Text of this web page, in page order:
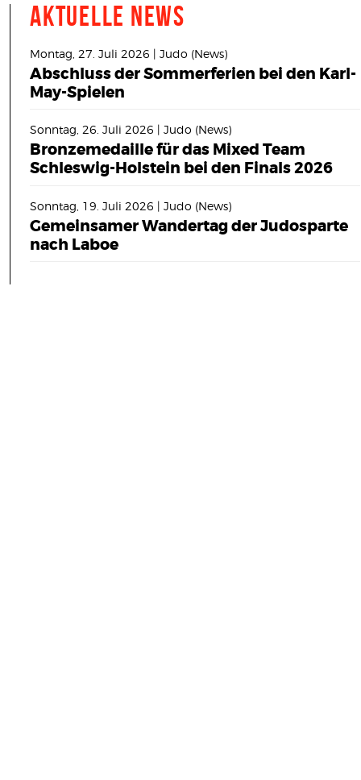
Aktuelle News
Montag, 27. Juli 2026 | Judo (News)
Abschluss der Sommerferien bei den Karl-
May-Spielen
Sonntag, 26. Juli 2026 | Judo (News)
Bronzemedaille für das Mixed Team
Schleswig-Holstein bei den Finals 2026
Sonntag, 19. Juli 2026 | Judo (News)
Gemeinsamer Wandertag der Judosparte
nach Laboe